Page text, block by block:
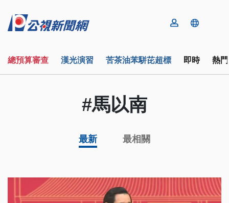
總預算審查 漢光演習 苦茶油苯駢芘超標 即時 熱
#馬以南
最新 最相關